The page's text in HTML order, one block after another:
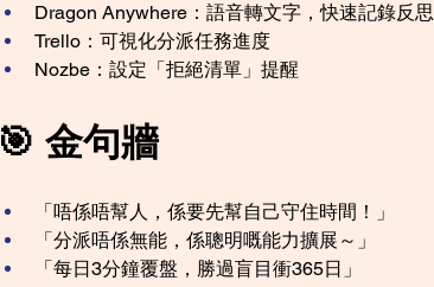
Dragon Anywhere：語音轉文字，快速記錄反思
Trello：可視化分派任務進度
Nozbe：設定「拒絕清單」提醒
🎯 金句牆
「唔係唔幫人，係要先幫自己守住時間！」
「分派唔係無能，係聰明嘅能力擴展～」
「每日3分鐘覆盤，勝過盲目衝365日」